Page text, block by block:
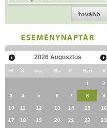
tovább
ESEMÉNYNAPTÁR
2026 Augusztus
H K Sze Cs P Szo V
1 2
3 4 5 6 7 8 9
10 11 12 13 14 15 16
17 18 19 20 21 22 23